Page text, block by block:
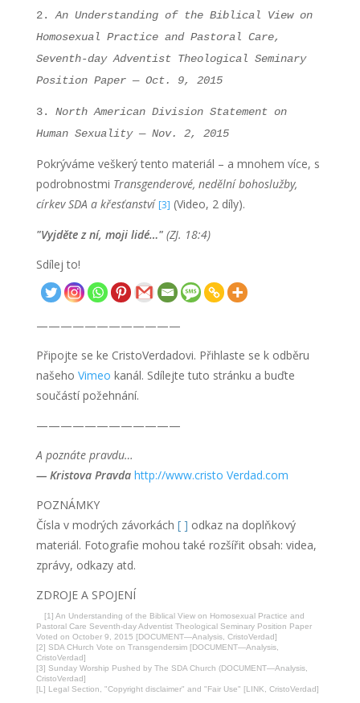
2.
An Understanding of the Biblical View on
Homosexual Practice and Pastoral Care,
Seventh-day Adventist Theological Seminary
Position Paper — Oct. 9, 2015
3.
North American Division Statement on
Human Sexuality — Nov. 2, 2015
Pokrýváme veškerý tento materiál – a mnohem více, s
podrobnostmi Transgenderové, nedělní bohoslužby,
církev SDA a křesťanství [3] (Video, 2 díly).
"Vyjděte z ní, moji lidé…" (ZJ. 18:4)
Sdílej to!
————————————
Připojte se ke CristoVerdadovi. Přihlaste se k odběru
našeho Vimeo kanál. Sdílejte tuto stránku a buďte
součástí požehnání.
————————————
A poznáte pravdu…
— Kristova Pravda http://www.cristo Verdad.com
POZNÁMKY
Čísla v modrých závorkách [ ] odkaz na doplňkový
materiál. Fotografie mohou také rozšířit obsah: videa,
zprávy, odkazy atd.
ZDROJE A SPOJENÍ
[1] An Understanding of the Biblical View on Homosexual Practice and
Pastoral Care Seventh-day Adventist Theological Seminary Position Paper
Voted on October 9, 2015 [DOCUMENT—Analysis, CristoVerdad]
[2] SDA CHurch Vote on Transgendersim [DOCUMENT—Analysis,
CristoVerdad]
[3] Sunday Worship Pushed by The SDA Church (DOCUMENT—Analysis,
CristoVerdad]
[L] Legal Section, "Copyright disclaimer" and "Fair Use" [LINK, CristoVerdad]